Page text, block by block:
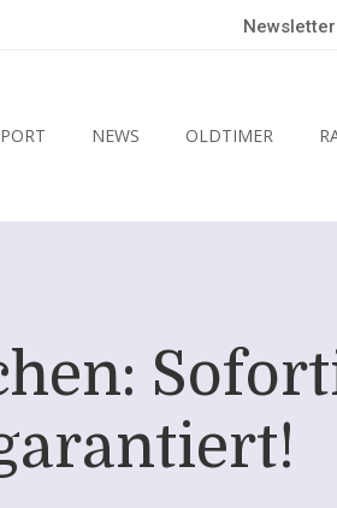
Newsletter
NEWS OLDTIMER